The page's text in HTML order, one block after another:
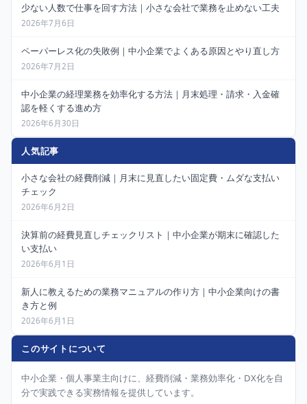
少ない人数で仕事を回す方法｜小さな会社で業務を止めない工夫
2026年7月6日
ペーパーレス化の失敗例｜中小企業でよくある原因とやり直し方
2026年7月2日
中小企業の経理業務を効率化する方法｜月末処理・請求・入金確
認を軽くする進め方
2026年6月30日
人気記事
小さな会社の経費削減｜月末に見直したい固定費・ムダな支払い
チェック
2026年6月2日
決算前の経費見直しチェックリスト｜中小企業が期末に確認した
い支払い
2026年6月1日
新人に教えるための業務マニュアルの作り方｜中小企業向けの書
き方と例
2026年6月1日
このサイトについて
中小企業・個人事業主向けに、経費削減・業務効率化・DX化を自
分で実践できる実務情報を提供しています。